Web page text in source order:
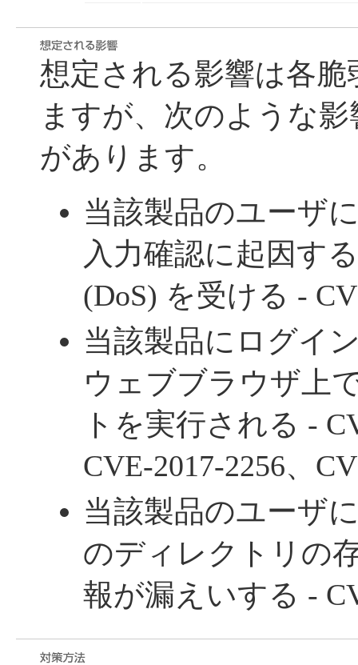
想定される影響は各
ますが、次のような
があります。
当該製品のユーザ
入力確認に起因す
(DoS) を受ける -
当該製品にログイ
ウェブブラウザ上
トを実行される -
CVE-2017-2256、
当該製品のユーザ
のディレクトリの
報が漏えいする -